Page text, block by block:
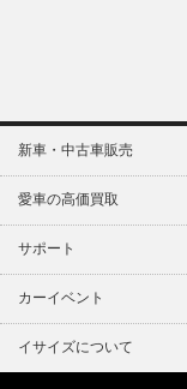
新車・中古車販売
愛車の高価買取
サポート
カーイベント
イサイズについて